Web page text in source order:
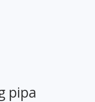
pipa